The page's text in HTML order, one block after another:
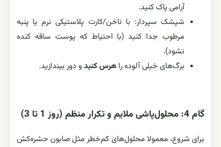
آرامی پاک کنید.
شپشک سپردار: با ناخن/کارت پلاستیکی نرم یا پنبه
مرطوب جدا کنید (با احتیاط که پوست ساقه کنده
نشود).
برگ‌های خیلی آلوده را هرس کنیدو دور بیندازید.
گام 4: محلول‌پاشی ملایم و تکرار منظم (روز 1 تا 3)
برای شروع، معمولا محلول‌های کم‌خطر مثل صابون حشره‌کش